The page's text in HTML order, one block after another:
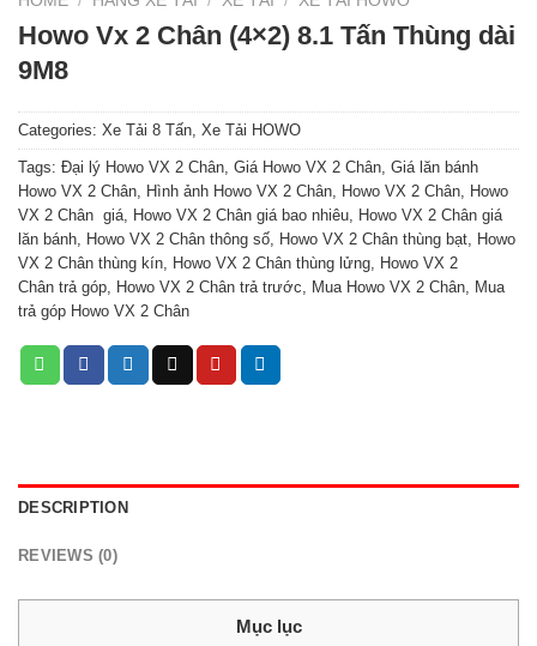
Howo Vx 2 Chân (4×2) 8.1 Tấn Thùng dài
9M8
Categories: Xe Tải 8 Tấn, Xe Tải HOWO
Tags: Đại lý Howo VX 2 Chân, Giá Howo VX 2 Chân, Giá lăn bánh
Howo VX 2 Chân, Hình ảnh Howo VX 2 Chân, Howo VX 2 Chân, Howo
VX 2 Chân giá, Howo VX 2 Chân giá bao nhiêu, Howo VX 2 Chân giá
lăn bánh, Howo VX 2 Chân thông số, Howo VX 2 Chân thùng bạt, Howo
VX 2 Chân thùng kín, Howo VX 2 Chân thùng lửng, Howo VX 2
Chân trả góp, Howo VX 2 Chân trả trước, Mua Howo VX 2 Chân, Mua
trả góp Howo VX 2 Chân
DESCRIPTION
REVIEWS (0)
Mục lục